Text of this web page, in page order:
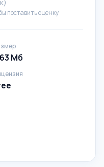
поставить оценку
Мб